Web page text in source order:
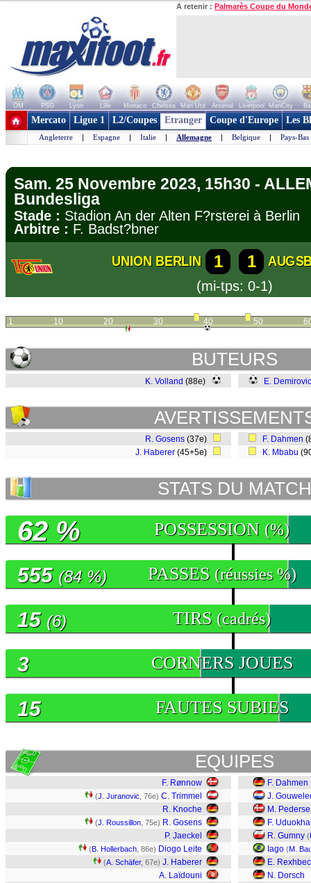
A retenir : Palmarès Coupe du
OM PSG Lyon Lille Monaco Chelsea Man Utd Arsenal Liverpool ManCity
+ de clubs
Mercato Ligue 1 L2/Coupes Etranger Coupe d'Europe Les
Angleterre | Espagne | Italie | Allemagne | Belgique | Pays-Bas
Sam. 25 Novembre 2023, 15h30 -
Bundesliga
Stade : Stadion An der Alten F?rsterei à
Arbitre : F. Badst?bner
UNION BERLIN 1 1
(mi-tps: 0-1)
1 10 20 30 40 50
BUTEURS
K. Volland (88e) E. Demirovic
R. Gosens (37e)
J. Haberer (45+5e)
F. Dahmen
K. Mbabu
STATS DU MATCH
POSSESSION (%)
62 %
PASSES (réussies %)
555 (84 %)
TIRS (cadrés)
15 (6)
CORNERS JOUES
3
FAUTES SUBIES
15
EQUIPES
F. Rønnow
(J. Juranovic , 76e) C. Trimmel
R. Knoche
(J. Roussillon , 75e) R. Gosens
P. Jaeckel
(B. Hollerbach , 86e) Diogo Leite
(A. Schäfer, 67e) J. Haberer
A. Laïdouni
F. Dahmen
J.
M.
F.
R. Gumny (
Iago (M.
E.
N. Dorsch